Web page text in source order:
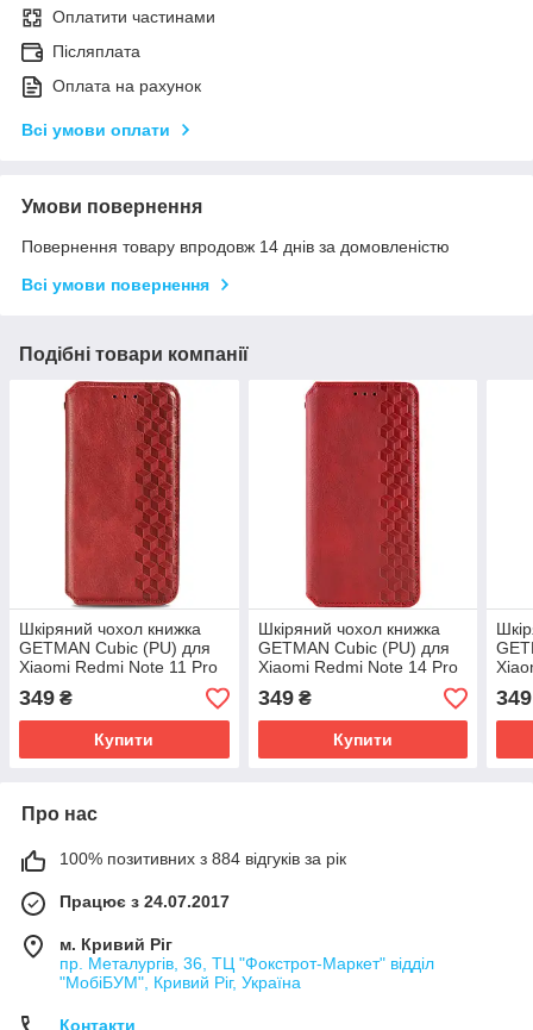
Оплатити частинами
Післяплата
Оплата на рахунок
Всі умови оплати
Умови повернення
Повернення товару впродовж 14 днів за домовленістю
Всі умови повернення
Подібні товари компанії
Шкіряний чохол книжка
GETMAN Cubic (PU) для
Xiaomi Redmi Note 11 Pro
4G/5G | Червоний
349 ₴
Купити
Шкіряний чохол книжка
GETMAN Cubic (PU) для
Xiaomi Redmi Note 14 Pro
4G | Червоний
349₴
Купити
349
Про нас
100% позитивних з 884 відгуків за рік
Працює з 24.07.2017
м. Кривий Ріг
пр. Металургів, 36, ТЦ "Фокстрот-Маркет" відділ
"МобіБУМ", Кривий Ріг, Україна
Контакти